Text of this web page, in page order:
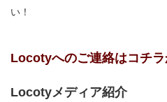
い！
Locotyへのご連絡はコチラ
Locotyメディア紹介